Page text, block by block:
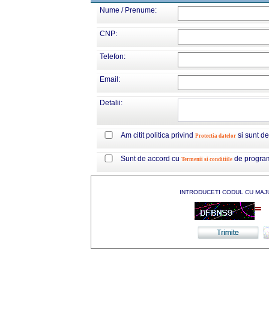
Nume / Prenume:
CNP:
Telefon:
Email:
Detalii:
Am citit politica privind Protectia datelor si sunt
Sunt de accord cu Termenii si conditiile de
INTRODUCETI CODUL CU
=